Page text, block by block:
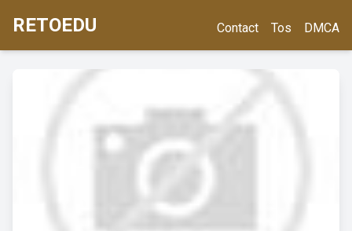
RETOEDU Contact Tos DMCA